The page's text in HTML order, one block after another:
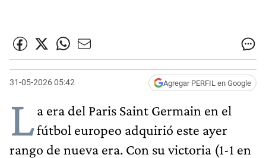
31-05-2026 05:42 Agregar PERFIL en Google
La era del Paris Saint Germain en el
fútbol europeo adquirió este ayer
rango de nueva era. Con su victoria (1-1 en